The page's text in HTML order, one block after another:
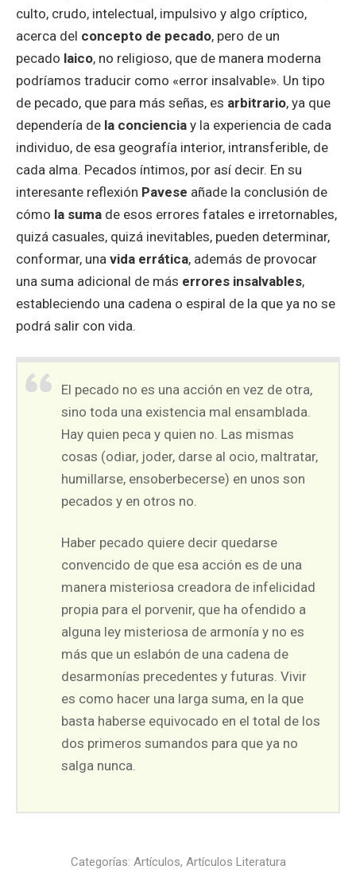
culto, crudo, intelectual, impulsivo y algo críptico,
acerca del concepto de pecado, pero de un
pecado laico, no religioso, que de manera moderna
podríamos traducir como «error insalvable». Un tipo
de pecado, que para más señas, es arbitrario, ya que
dependería de la conciencia y la experiencia de cada
individuo, de esa geografía interior, intransferible, de
cada alma. Pecados íntimos, por así decir. En su
interesante reflexión Pavese añade la conclusión de
cómo la suma de esos errores fatales e irretornables,
quizá casuales, quizá inevitables, pueden determinar,
conformar, una vida errática, además de provocar
una suma adicional de más errores insalvables,
estableciendo una cadena o espiral de la que ya no se
podrá salir con vida.
El pecado no es una acción en vez de otra,
sino toda una existencia mal ensamblada.
Hay quien peca y quien no. Las mismas
cosas (odiar, joder, darse al ocio, maltratar,
humillarse, ensoberbecerse) en unos son
pecados y en otros no.
Haber pecado quiere decir quedarse
convencido de que esa acción es de una
manera misteriosa creadora de infelicidad
propia para el porvenir, que ha ofendido a
alguna ley misteriosa de armonía y no es
más que un eslabón de una cadena de
desarmonías precedentes y futuras. Vivir
es como hacer una larga suma, en la que
basta haberse equivocado en el total de los
dos primeros sumandos para que ya no
salga nunca.
Categorías: Artículos, Artículos Literatura